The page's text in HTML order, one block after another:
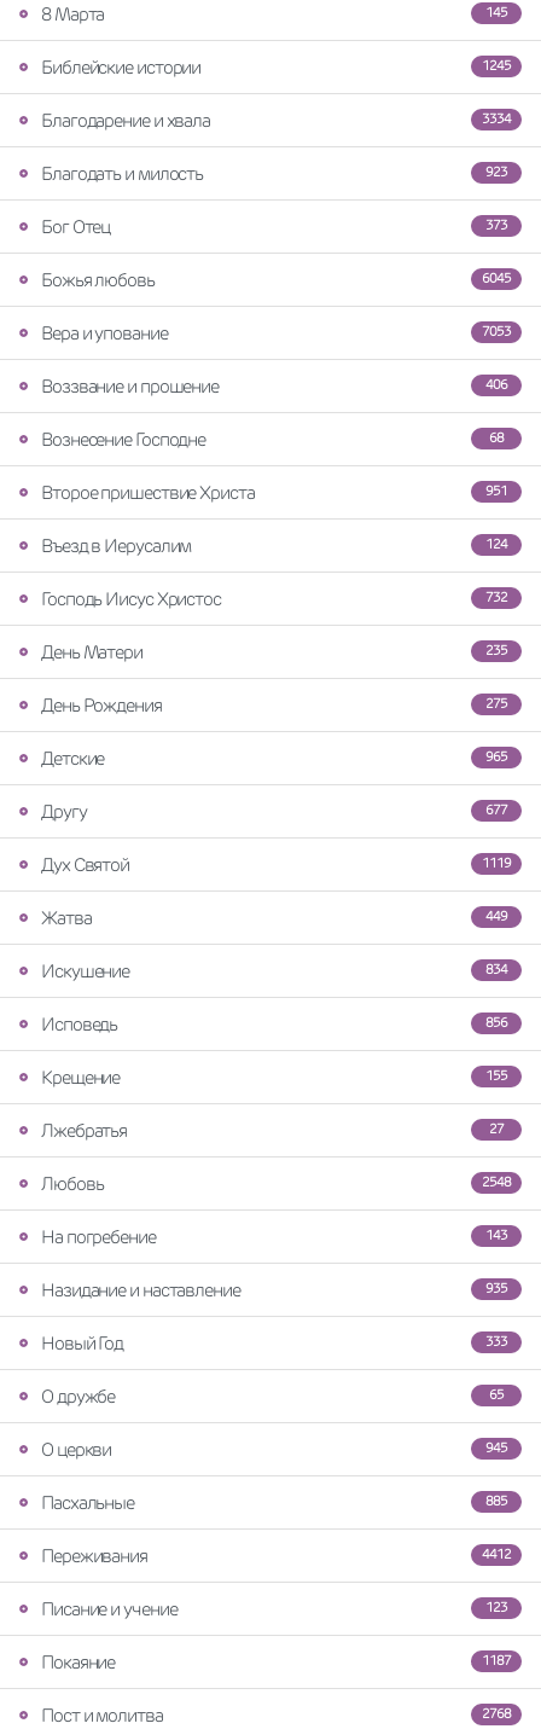
145
8 Марта
1245
Библейские истории
3334
Благодарение и хвала
923
Благодать и милость
373
Бог Отец
6045
Божья любовь
7053
Вера и упование
406
Воззвание и прошение
68
Вознесение Господне
951
Второе пришествие Христа
124
Въезд в Иерусалим
732
Господь Иисус Христос
235
День Матери
275
День Рождения
965
Детские
677
Другу
1119
Дух Святой
449
Жатва
834
Искушение
856
Исповедь
155
Крещение
27
Лжебратья
2548
Любовь
143
На погребение
935
Назидание и наставление
333
Новый Год
65
О дружбе
945
О церкви
885
Пасхальные
4412
Переживания
123
Писание и учение
1187
Покаяние
2768
Пост и молитва